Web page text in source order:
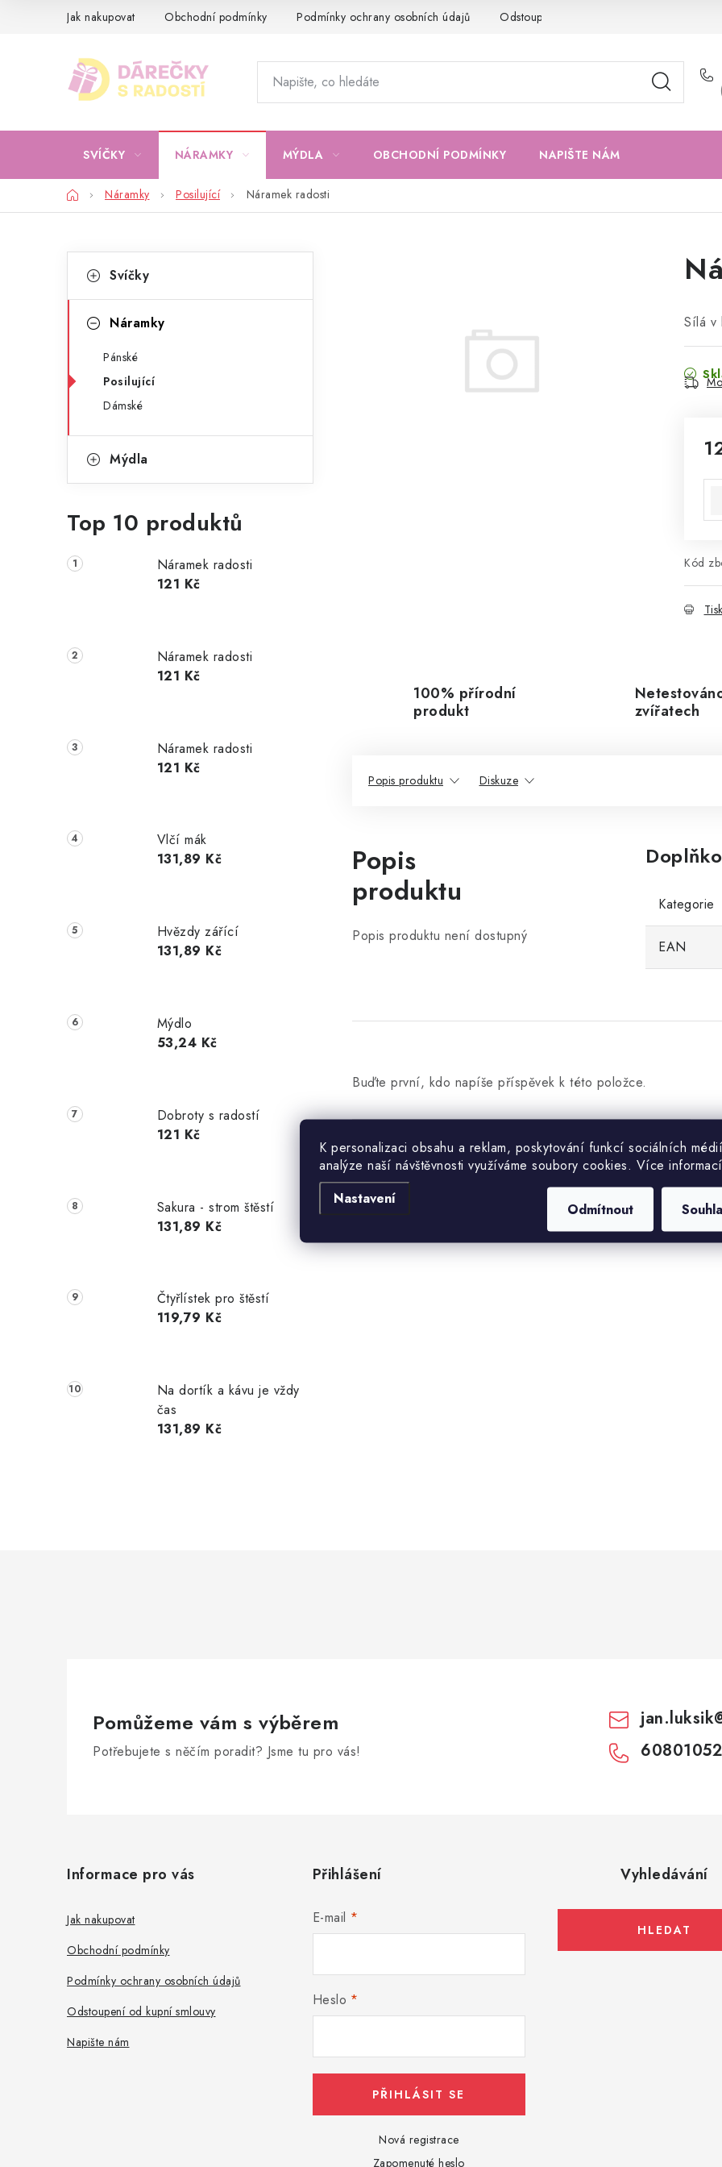
K personalizaci obsahu a reklam, poskytování funkcí sociálních
analýze naší návštěvnosti využíváme soubory cookies. Více informací
Nastavení
Odmítnout
Jak nakupovat Obchodní podmínky Podmínky ochrany osobních údajů Odstoupení od kupní smlouvy
SVÍČKY NÁRAMKY MÝDLA OBCHODNÍ PODMÍNKY NAPIŠTE NÁM
DomůNáramky Posilující Náramek radosti
o
r
n
í
p
a
l
kategorie
a
g
o
e
Svíčky
Náramky
Pánské
Posilující
Dámské
Mýdla
Top 10 produktů
Náramek radosti
121 Kč
Náramek radosti
121 Kč
Náramek radosti
121 Kč
Vlčí mák
131,89 Kč
Hvězdy zářící
131,89 Kč
Mýdlo
53,24 Kč
Dobroty s radostí
121 Kč
Sakura - strom štěstí
131,89 Kč
Čtyřlístek pro štěstí
119,79 Kč
Na dortík a kávu je vždy
čas
131,89 Kč
Sílá v
Kód
Tisk
100% přírodní
produkt
zvířatech
Popis produktu Diskuze
Popis
produktu
Popis produktu není dostupný
Kategorie
EAN
Buďte první, kdo napíše příspěvek k této položce.
PŘIDAT KOMENTÁŘ
Pomůžeme vám s výběrem
Potřebujete s něčím poradit? Jsme tu pro vás!
jan.luksik
Informace pro vás
Jak nakupovat
Obchodní podmínky
Podmínky ochrany osobních údajů
Odstoupení od kupní smlouvy
Napište nám
Přihlášení
E-mail
Heslo
PŘIHLÁSIT SE
Nová registrace
Zapomenuté heslo
Vyhledávání
HLEDAT